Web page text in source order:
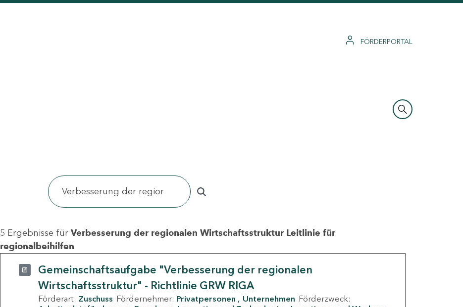
FÖRDERPORTAL
5 Ergebnisse für Verbesserung der regionalen Wirtschaftsstruktur Leitlinie für
regionalbeihilfen
Gemeinschaftsaufgabe "Verbesserung der regionalen
Wirtschaftsstruktur" - Richtlinie GRW RIGA
Förderart: Zuschuss Fördernehmer: Privatpersonen Unternehmen Förderzweck: